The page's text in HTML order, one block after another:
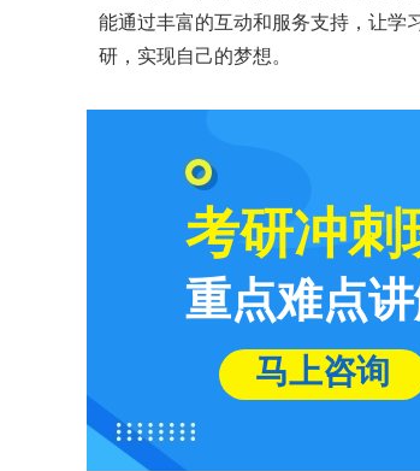
能通过丰富的互动和服务支持，让学
研，实现自己的梦想。
考研冲刺
重点难点
马上咨询